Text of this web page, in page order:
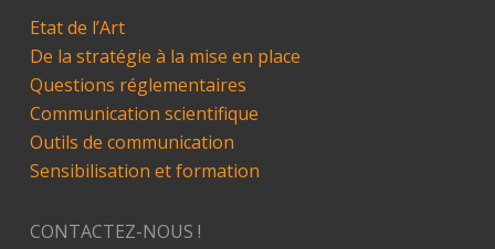
Etat de l’Art
De la stratégie à la mise en place
Questions réglementaires
Communication scientifique
Outils de communication
Sensibilisation et formation
CONTACTEZ-NOUS !